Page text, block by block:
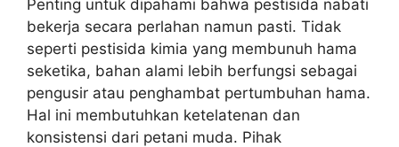
Penting untuk dipahami bahwa pestisida nabati
bekerja secara perlahan namun pasti. Tidak
seperti pestisida kimia yang membunuh hama
seketika, bahan alami lebih berfungsi sebagai
pengusir atau penghambat pertumbuhan hama.
Hal ini membutuhkan ketelatenan dan
konsistensi dari petani muda. Pihak